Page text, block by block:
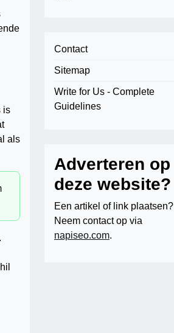
is
als
Contact
Sitemap
Write for Us - Complete
Guidelines
Adverteren op
deze website?
Een artikel of link plaatsen?
Neem contact op via
napiseo.com.